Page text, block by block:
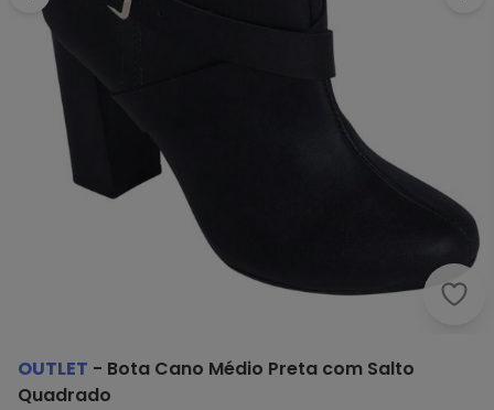
OUTLET - Bota Cano Médio Preta com Salto
Quadrado